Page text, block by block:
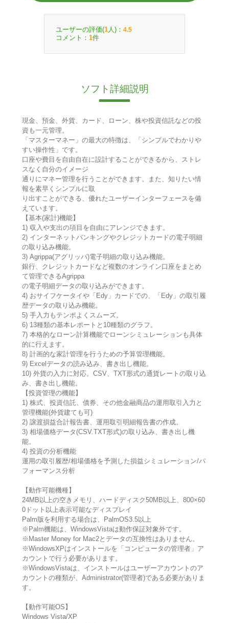
ユーザーの評価(1 人)： 4.5
コメント： 1件
ソフト詳細説明
現金、預金、外貨、カード、ローン、株や投資信託などの投
資も一元管理。
「マスターマネー」の最大の特徴は、「シンプルでわかりや
すい操作性」です。
口座や費目を自由自在に設計することができるから、ストレ
スなく自分のイメージ
通りにマネー管理を行うことができます。また、知りたい情
報を素早くシンプルに取
り出すことができる、優れたユーザーインターフェースを備
えています。
【基本(家計)機能】
1) 収入や支出の項目を自由にアレンジできます。
2) インターネットバンキングやクレジットカードの電子明細
の取り込み機能。
3) Agrippa(アグリッパ)電子明細の取り込み機能。
銀行、クレジットカードなど複数のオンライン口座をまとめ
て管理できるAgrippa
の電子明細データの取り込みができます。
4) おサイフケータイや「Edy」カードでの、「Edy」の取引履
歴データの取り込み機能。
5) 手入力もテンポよくスムーズ。
6) 13種類の基本レポートと10種類のグラフ。
7) 本格的なローン計算機能でローンシミュレーションも具体
的に行えます。
8) 計画的な家計管理を行うための予算管理機能。
9) Excelデータの読み込み、書き出し機能。
10) 外貨の入力に対応。CSV、TXT形式の通貨レートの取り込
み、書き出し機能。
【投資管理の機能】
1) 株式、投資信託、債券、その他金融商品の運用取引入力と
管理機能(外貨建ても可)
2) 譲渡損益合計報告書、運用取引明細報告書の作成。
3) 相場価格データ(CSV.TXT形式)の取り込み、書き出し機
能。
4) 投資の分析機能
運用の取引履歴/相場価格を予測した損益シミュレーション/パ
フォーマンス分析
【動作可能機種】
24MB以上の空きメモリ、ハードディスク50MB以上、800×60
0ドット以上表示可能なディスプレイ
Palm版を利用する場合は、PalmOS3.5以上
※Palm機能は、WindowsVistaは動作保証対象外です。
※Master Money for Mac2とデータの互換性はありません。
※WindowsXPはインストールを「コンピュータの管理者」ア
カウントで行う必要があります。
※WindowsVistaは、インストールはユーザーアカウントのア
カウントの種類が、Administrator(管理者)である必要がありま
す。
【動作可能OS】
Windows Vista/XP